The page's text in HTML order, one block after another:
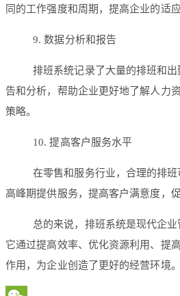
同的工作强度和周期，提高企业的适
9. 数据分析和报告
排班系统记录了大量的排班和
告和分析，帮助企业更好地了解人力
策略。
10. 提高客户服务水平
在零售和服务行业，合理的排
高峰期提供服务，提高客户满意度，
总的来说，排班系统是现代企业
它通过提高效率、优化资源利用、提
作用，为企业创造了更好的经营环境。